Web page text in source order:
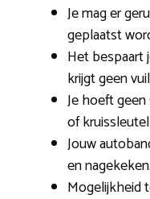
Je mag er
geplaatst
Het bespaart
krijgt geen
Je hoeft
of
Jouw
en nagekeken.
Mogelijkheid